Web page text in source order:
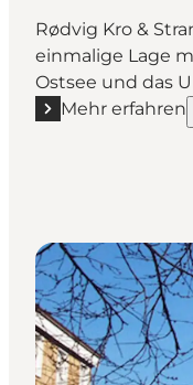
Rødvig Kro &
einmalige Lage
Ostsee und das
Mehr erfahren
Mehr erfahren